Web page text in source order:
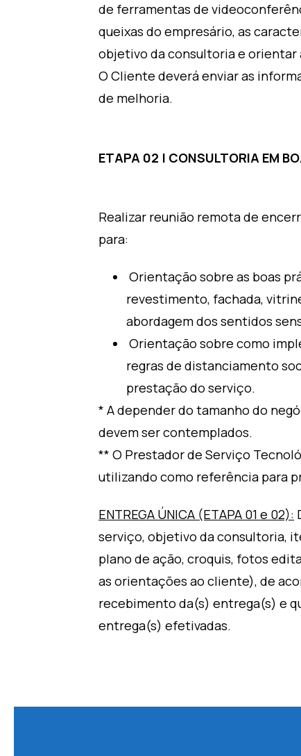
de ferramentas de
queixas do empresário, as
objetivo da consultoria e orientar
O Cliente deverá enviar as
de melhoria.
ETAPA 02 | CONSULTORIA EM
Realizar reunião remota de
para:
Orientação sobre as boas
revestimento, fachada,
abordagem dos sentidos
Orientação sobre como
regras de distanciamento
prestação do serviço.
* A depender do tamanho do
devem ser contemplados.
** O Prestador de Serviço
utilizando como referência para
ENTREGA ÚNICA (ETAPA 01 e 02):
serviço, objetivo da consultoria,
plano de ação, croquis, fotos
as orientações ao cliente), de
recebimento da(s) entrega(s) e
entrega(s) efetivadas.